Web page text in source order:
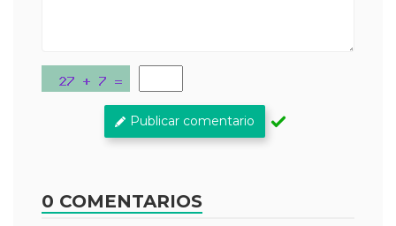
Publicar comentario
0 COMENTARIOS